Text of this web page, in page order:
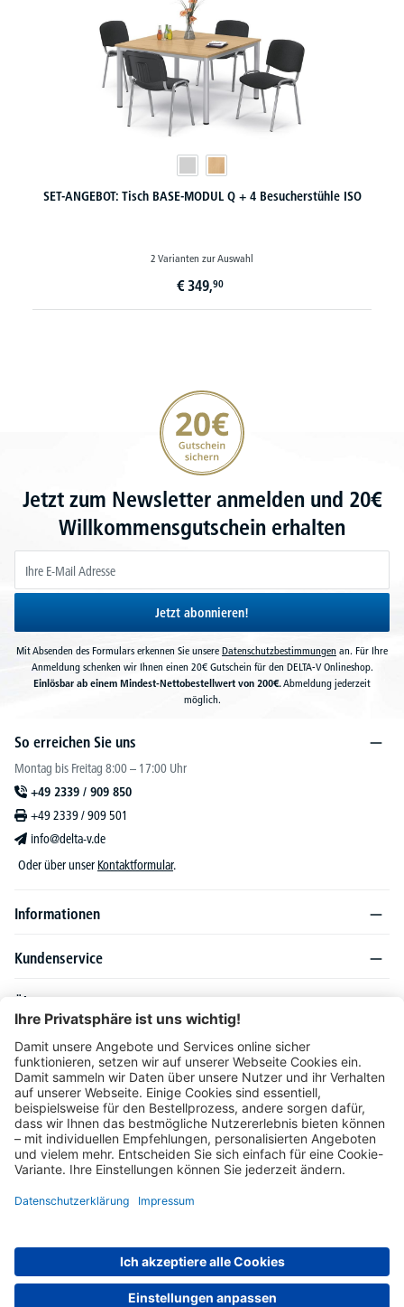
SET-ANGEBOT: Tisch BASE-MODUL Q + 4 Besucherstühle ISO
2 Varianten zur Auswahl
€ 349,90
20€ Gutschein sichern
Jetzt zum Newsletter anmelden und 20€
Willkommensgutschein erhalten
Jetzt abonnieren!
Mit Absenden des Formulars erkennen Sie unsere Datenschutzbestimmungen an. Für Ihre
Anmeldung schenken wir Ihnen einen 20€ Gutschein für den DELTA-V Onlineshop.
Einlösbar ab einem Mindest-Nettobestellwert von 200€.Abmeldung jederzeit
möglich.
So erreichen Sie uns
Montag bis Freitag 8:00 – 17:00 Uhr
+49 2339 / 909 850
+49 2339 / 909 501
info@delta-v.de
Oder über unser Kontaktformular.
Informationen
Kundenservice
Über DELTA-V
Produktsortiment
Ratgeber
Folgen Sie uns auch auf
Unser Angebot richtet sich ausschließlich an Industrie, Handel, Gewerbe und
europäische Ausland gelten Sonderkonditionen, die auf Anfrage mitgeteilt werden.
* Alle Preise verstehen sich zzgl. gesetzlicher MwSt.